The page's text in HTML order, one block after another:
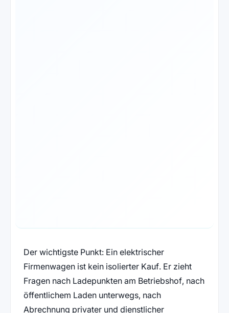
Der wichtigste Punkt: Ein elektrischer
Firmenwagen ist kein isolierter Kauf. Er zieht
Fragen nach Ladepunkten am Betriebshof, nach
öffentlichem Laden unterwegs, nach
Abrechnung privater und dienstlicher